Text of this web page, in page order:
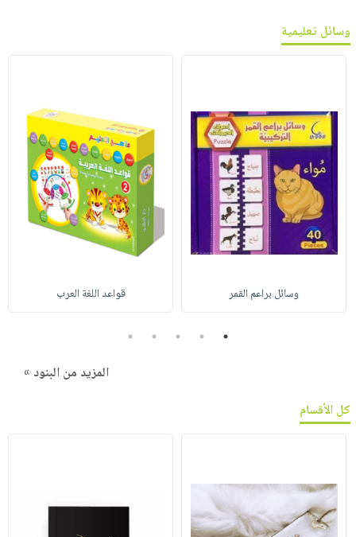
وسائل تعليمية
وسائل براعم القمر قواعد اللغة العرب
1
2
3
4
5
المزيد من البنود »
كل الأقسام